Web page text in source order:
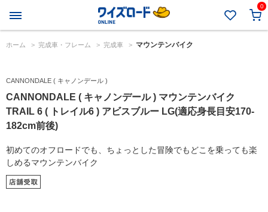
0
ホーム > 完成車・フレーム > 完成車 > マウンテンバイク
CANNONDALE ( キャノンデール )
CANNONDALE ( キャノンデール ) マウンテンバイク
TRAIL 6 ( トレイル6 ) アビスブルー LG(適応身長目安170-
182cm前後)
初めてのオフロードでも、ちょっとした冒険でもどこを乗っても楽
しめるマウンテンバイク